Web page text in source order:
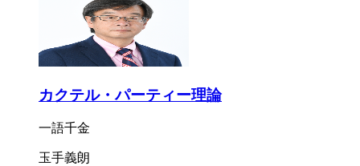
カクテル・パーティー理論
一語千金
玉手義朗